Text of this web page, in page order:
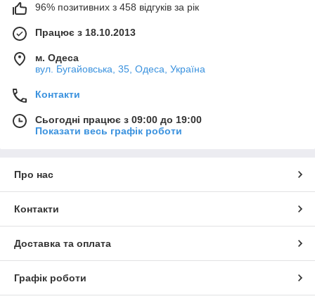
96% позитивних з 458 відгуків за рік
Працює з 18.10.2013
м. Одеса
вул. Бугайовська, 35, Одеса, Україна
Контакти
Сьогодні працює з 09:00 до 19:00
Показати весь графік роботи
Про нас
Контакти
Доставка та оплата
Графік роботи